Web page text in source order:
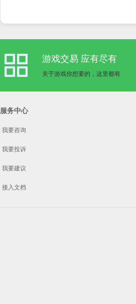
游戏交易 应有尽有
关于游戏你想要的，这里都有
服务中心
我要咨询
我要投诉
我要建议
接入文档